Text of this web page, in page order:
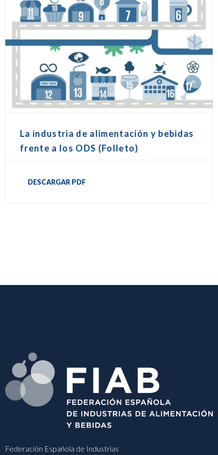
La industria de alimentación y bebidas
frente a los ODS (Folleto)
DESCARGAR PDF
Federación Española de Industrias